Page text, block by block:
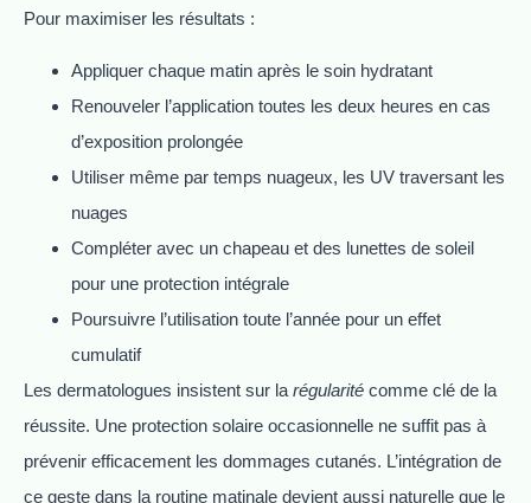
Pour maximiser les résultats :
Appliquer chaque matin après le soin hydratant
Renouveler l’application toutes les deux heures en cas
d’exposition prolongée
Utiliser même par temps nuageux, les UV traversant les
nuages
Compléter avec un chapeau et des lunettes de soleil
pour une protection intégrale
Poursuivre l’utilisation toute l’année pour un effet
cumulatif
Les dermatologues insistent sur la régularité comme clé de la
réussite. Une protection solaire occasionnelle ne suffit pas à
prévenir efficacement les dommages cutanés. L’intégration de
ce geste dans la routine matinale devient aussi naturelle que le